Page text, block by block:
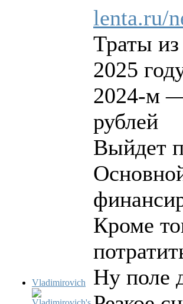
Vladimirovich
lenta.ru/
Траты
2025
2024-м —
рублей
Выйдет
Кроме
Ну поле